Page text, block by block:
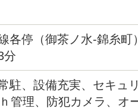
各停（御茶ノ水-錦糸
分
駐、設備充実、セキュ
理、防犯カメラ、オ